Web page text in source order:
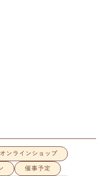
オンラインショップ
催事予定